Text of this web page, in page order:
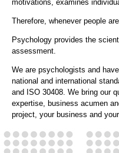
motivations, examines
Therefore, whenever people
Psychology provides the
assessment.
We are psychologists and
national and international
and ISO 30408. We bring our
expertise, business acumen
project, your business and